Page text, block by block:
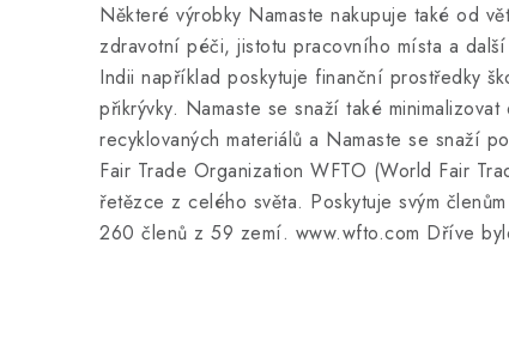
Některé výrobky Namaste nakupuje také od
zdravotní péči, jistotu pracovního místa a
Indii například poskytuje finanční prostředky
přikrývky. Namaste se snaží také
recyklovaných materiálů a Namaste se snaží
Fair Trade Organization WFTO (World Fair
řetězce z celého světa. Poskytuje svým
260 členů z 59 zemí. www.wfto.com Dříve